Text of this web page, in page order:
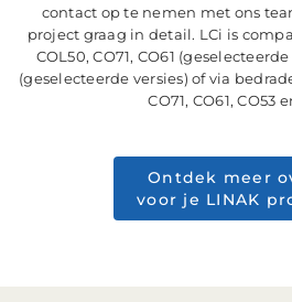
contact op te nemen met ons
project graag in detail. LCi is
COL50, CO71, CO61
(geselecteerde versies) of via
CO71, CO61, CO53
Ontdek meer
voor je LINAK